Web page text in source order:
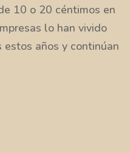
10 o 20 céntimos en
lo han vivido
años y continúan